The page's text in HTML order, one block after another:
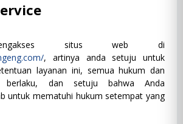
situs web di
, artinya anda setuju untuk
layanan ini, semua hukum dan
berlaku, dan setuju bahwa Anda
untuk mematuhi hukum setempat yang